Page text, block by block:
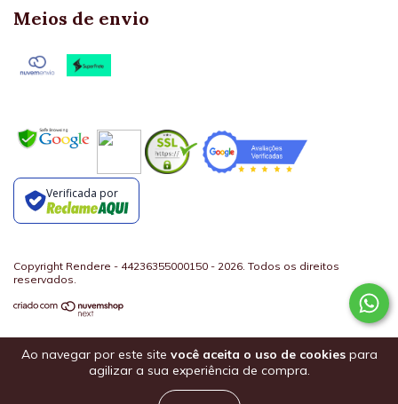
Ao navegar por este site você aceita o uso de cookiespara
agilizar a sua experiência de compra.
Meios de envio
Verificada por
Copyright Rendere - 44236355000150 - 2026. Todos os direitos
reservados.